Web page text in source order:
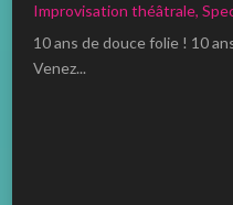
Improvisation théâtrale,
10 ans de douce folie ! 10
Venez...